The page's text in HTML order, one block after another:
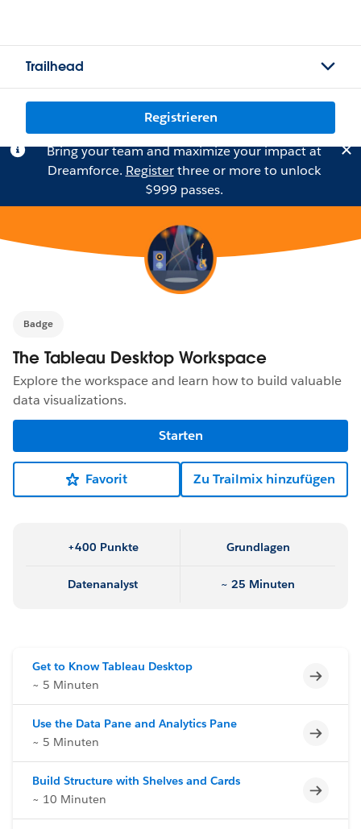
Trailhead
Registrieren
Bring your team and maximize your impact at
Dreamforce. Registerthree or more to unlock
$999 passes.
Badge
The Tableau Desktop Workspace
Explore the workspace and learn how to build valuable
data visualizations.
Starten
Favorit Zu Trailmix hinzufügen
+400 Punkte Grundlagen
Datenanalyst ~ 25 Minuten
Get to Know Tableau Desktop
~ 5 Minuten
Use the Data Pane and Analytics Pane
~ 5 Minuten
Build Structure with Shelves and Cards
~ 10 Minuten